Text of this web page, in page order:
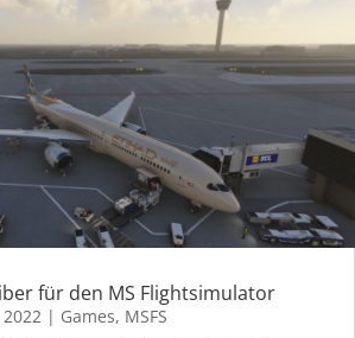
für den MS Flightsimulator
2022 | Games, MSFS